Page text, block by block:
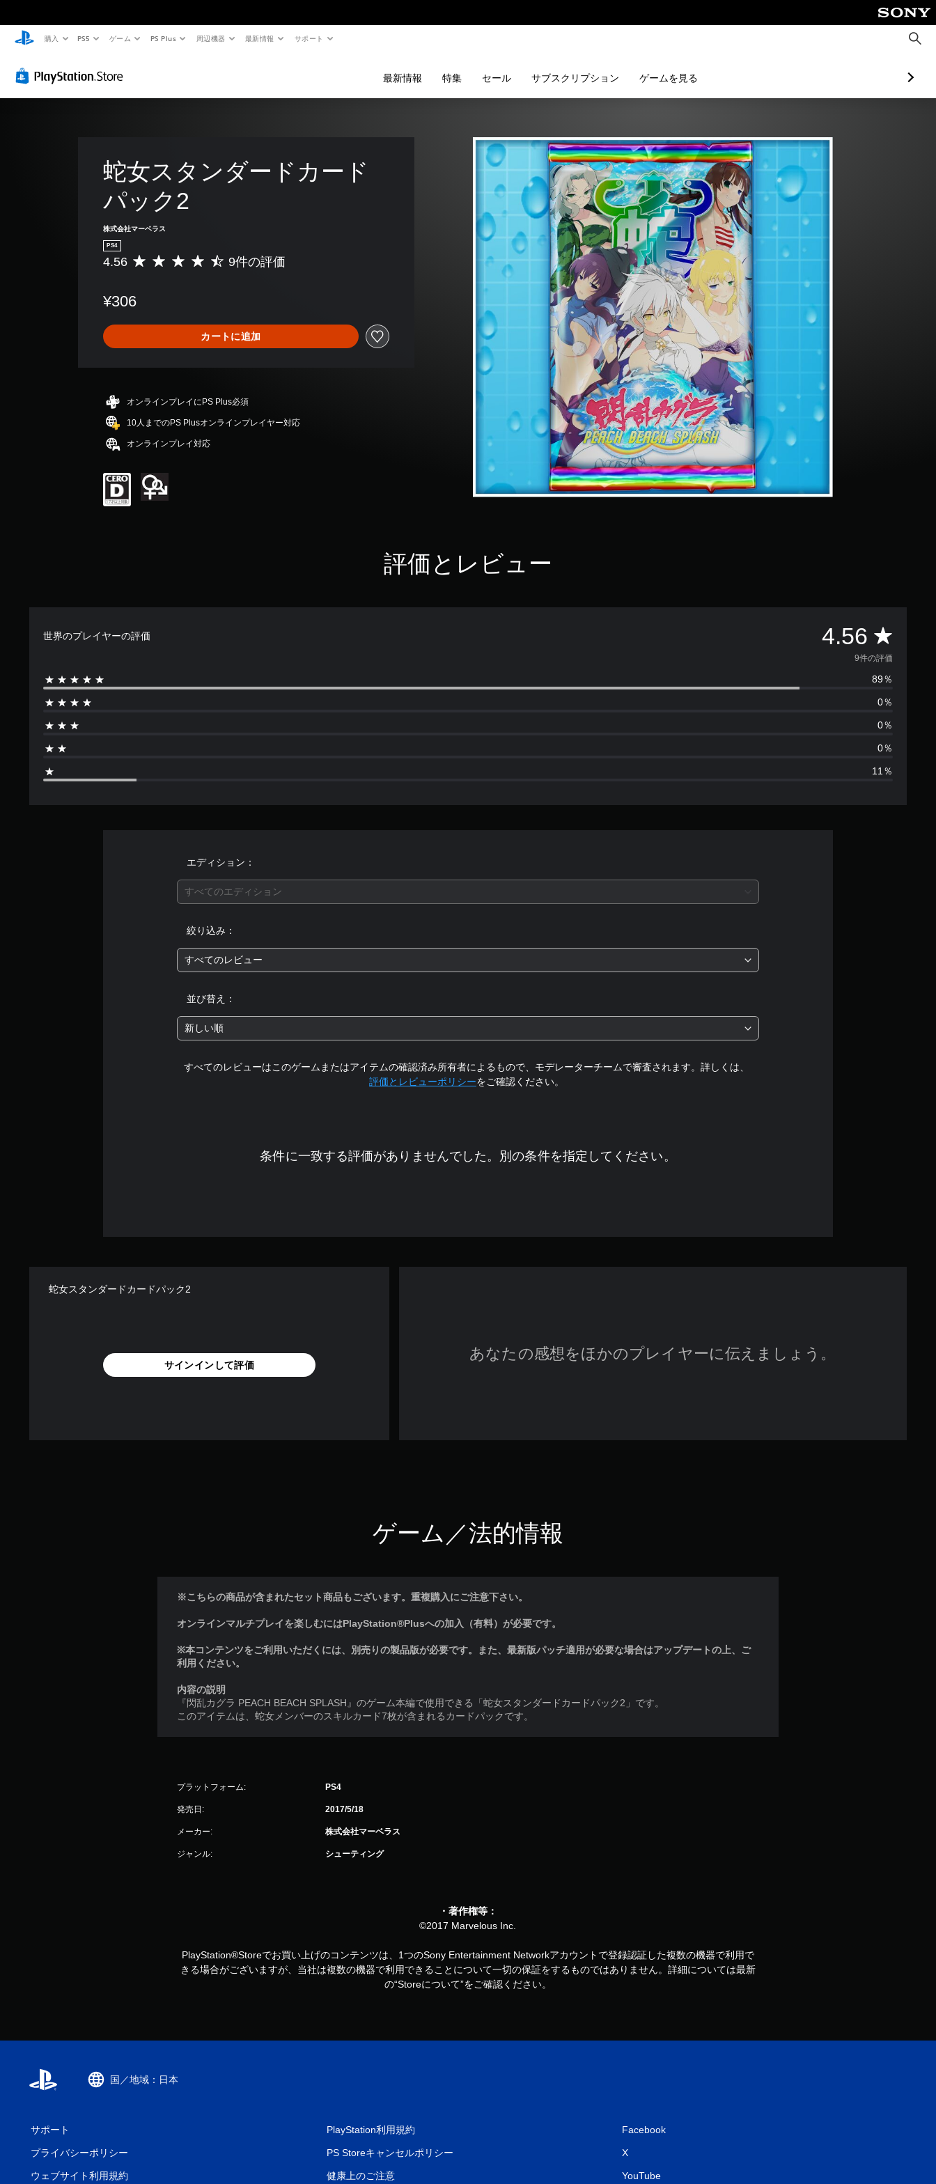
購入 PS5 ゲーム PS Plus 周辺機器 最新情報 サポート
検
索
最新情報 特集 セール サブスクリプション ゲームを見る
蛇女スタンダードカード
パック2
株式会社マーベラス
PS4
評
は
、
平
評
は
5
段
中
4
5
4.56 9件の評価
¥306
カートに追加
オンラインプレイにPS Plus必須
10人までのPS Plusオンラインプレイヤー対応
オンラインプレイ対応
評価とレビュー
世界のプレイヤーの評価 4.56 評
価
数
は
9
、
平
9件の評価
89％
0％
0％
0％
11％
エディション：
すべてのエディション
絞り込み：
すべてのレビュー
並び替え：
新しい順
すべてのレビューはこのゲームまたはアイテムの確認済み所有者によるもので、モデレーターチームで審査されます。詳しくは、
評価とレビューポリシーをご確認ください。
条件に一致する評価がありませんでした。別の条件を指定してください。
蛇女スタンダードカードパック2
サインインして評価
あなたの感想をほかのプレイヤーに伝えましょう。
ゲーム／法的情報
※こちらの商品が含まれたセット商品もございます。重複購入にご注意下さい。
オンラインマルチプレイを楽しむにはPlayStation®Plusへの加入（有料）が必要です。
※本コンテンツをご利用いただくには、別売りの製品版が必要です。また、最新版パッチ適用が必要な場合はアップデートの上、ご
利用ください。
内容の説明
『閃乱カグラ PEACH BEACH SPLASH』のゲーム本編で使用できる「蛇女スタンダードカードパック2」です。
このアイテムは、蛇女メンバーのスキルカード7枚が含まれるカードパックです。
プラットフォーム: PS4
発売日: 2017/5/18
メーカー: 株式会社マーベラス
ジャンル: シューティング
・著作権等：
©2017 Marvelous Inc.
PlayStation®Storeでお買い上げのコンテンツは、1つのSony Entertainment Networkアカウントで登録認証した複数の機器で利用で
きる場合がございますが、当社は複数の機器で利用できることについて一切の保証をするものではありません。詳細については最新
の“Storeについて”をご確認ください。
国／地域：日本
サポート
プライバシーポリシー
ウェブサイト利用規約
PlayStation利用規約
PS Storeキャンセルポリシー
健康上のご注意
Facebook
X
YouTube